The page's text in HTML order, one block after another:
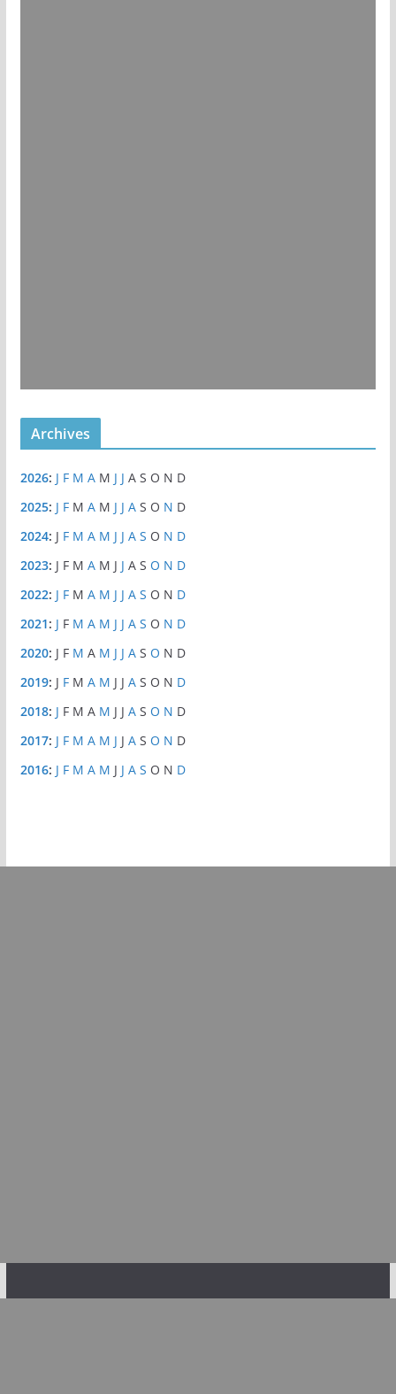
Archives
2026: J F M A M J J A S O N D
2025: J F M A M J J A S O N D
2024: J F M A M J J A S O N D
2023: J F M A M J J A S O N D
2022: J F M A M J J A S O N D
2021: J F M A M J J A S O N D
2020: J F M A M J J A S O N D
2019: J F M A M J J A S O N D
2018: J F M A M J J A S O N D
2017: J F M A M J J A S O N D
2016: J F M A M J J A S O N D